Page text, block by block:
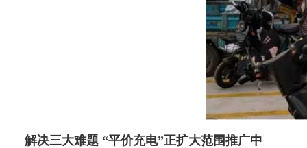
解决三大难题 “平价充电”正扩大范围推广中